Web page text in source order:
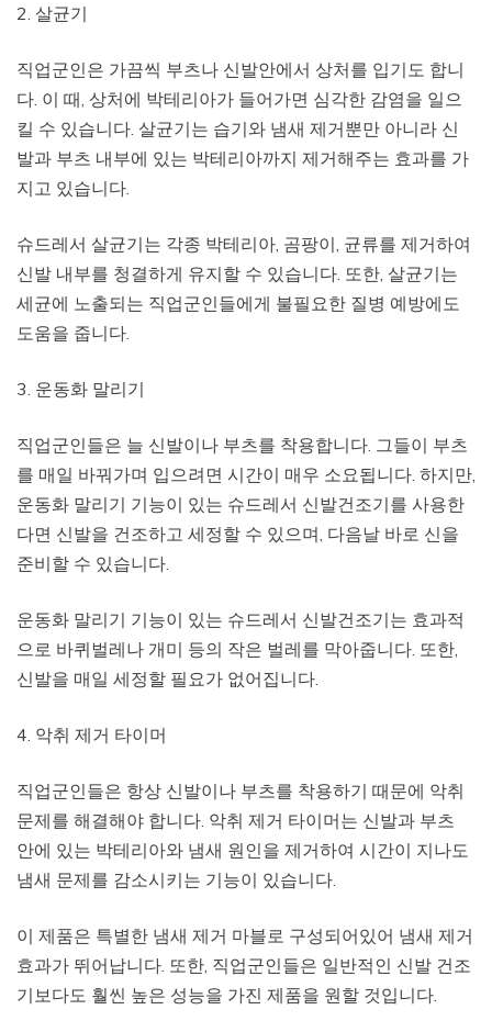
2. 살균기
직업군인은 가끔씩 부츠나 신발안에서 상처를 입기도 합니
다. 이 때, 상처에 박테리아가 들어가면 심각한 감염을 일으
킬 수 있습니다. 살균기는 습기와 냄새 제거뿐만 아니라 신
발과 부츠 내부에 있는 박테리아까지 제거해주는 효과를 가
지고 있습니다.
슈드레서 살균기는 각종 박테리아, 곰팡이, 균류를 제거하여
신발 내부를 청결하게 유지할 수 있습니다. 또한, 살균기는
세균에 노출되는 직업군인들에게 불필요한 질병 예방에도
도움을 줍니다.
3. 운동화 말리기
직업군인들은 늘 신발이나 부츠를 착용합니다. 그들이 부츠
를 매일 바꿔가며 입으려면 시간이 매우 소요됩니다. 하지만,
운동화 말리기 기능이 있는 슈드레서 신발건조기를 사용한
다면 신발을 건조하고 세정할 수 있으며, 다음날 바로 신을
준비할 수 있습니다.
운동화 말리기 기능이 있는 슈드레서 신발건조기는 효과적
으로 바퀴벌레나 개미 등의 작은 벌레를 막아줍니다. 또한,
신발을 매일 세정할 필요가 없어집니다.
4. 악취 제거 타이머
직업군인들은 항상 신발이나 부츠를 착용하기 때문에 악취
문제를 해결해야 합니다. 악취 제거 타이머는 신발과 부츠
안에 있는 박테리아와 냄새 원인을 제거하여 시간이 지나도
냄새 문제를 감소시키는 기능이 있습니다.
이 제품은 특별한 냄새 제거 마블로 구성되어있어 냄새 제거
효과가 뛰어납니다. 또한, 직업군인들은 일반적인 신발 건조
기보다도 훨씬 높은 성능을 가진 제품을 원할 것입니다.